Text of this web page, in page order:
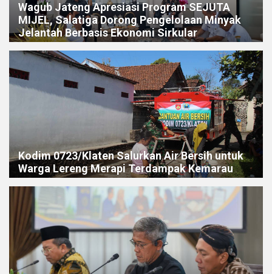
Wagub Jateng Apresiasi Program SEJUTA
MIJEL, Salatiga Dorong Pengelolaan Minyak
Jelantah Berbasis Ekonomi Sirkular
Kodim 0723/Klaten Salurkan Air Bersih untuk
Warga Lereng Merapi Terdampak Kemarau